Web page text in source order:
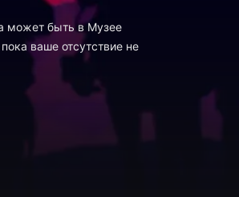
может быть в Музее
ваше отсутствие не